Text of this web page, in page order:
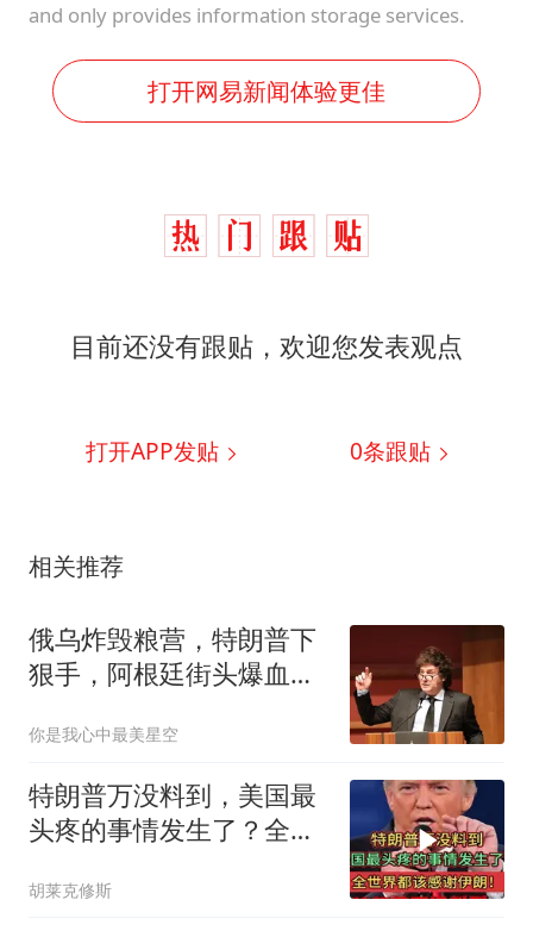
and only provides information storage services.
打开网易新闻体验更佳
目前还没有跟贴，欢迎您发表观点
打开APP发贴 0条跟贴
相关推荐
俄乌炸毁粮营，特朗普下
狠手，阿根廷街头爆血
你是我心中最美星空
特朗普万没料到，美国最
头疼的事情发生了？全世
胡莱克修斯